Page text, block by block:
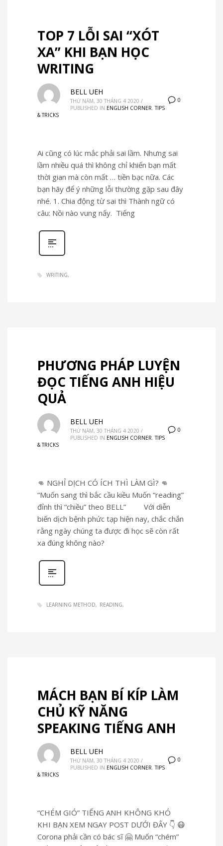
TOP 7 LỖI SAI “XÓT
XA” KHI BẠN HỌC
WRITING
0
BELL UEH
THỨ NĂM, 30 THÁNG 4 2020 /
PUBLISHED IN ENGLISH CORNER,TIPS
& TRICKS
Ai cũng có lúc mắc phải sai lầm. Nhưng sai
lầm nhiều quá thì không chỉ khiến bạn mất
thời gian mà còn mất … tiền bạc nữa. Các
bạn hãy để ý những lỗi thường gặp sau đây
nhé. 1. Chia động từ sai thì Thành ngữ có
câu: Nồi nào vung nấy. Tiếng
WRITING
PHƯƠNG PHÁP LUYỆN
ĐỌC TIẾNG ANH HIỆU
QUẢ
0
BELL UEH
THỨ NĂM, 30 THÁNG 4 2020 /
PUBLISHED IN ENGLISH CORNER,TIPS
& TRICKS
👊 NGHỈ DỊCH CÓ ÍCH THÌ LÀM GÌ? 👊
“Muốn sang thì bắc cầu kiều Muốn “reading”
đỉnh thì “chiều” theo BELL” Với diễn
biến dịch bệnh phức tạp hiện nay, chắc chắn
rằng ngày chúng ta được đi học sẽ còn rất
xa đúng không nào?
LEARNING METHOD READING
MÁCH BẠN BÍ KÍP LÀM
CHỦ KỸ NĂNG
SPEAKING TIẾNG ANH
0
BELL UEH
THỨ NĂM, 30 THÁNG 4 2020 /
PUBLISHED IN ENGLISH CORNER,TIPS
& TRICKS
“CHÉM GIÓ” TIẾNG ANH KHÔNG KHÓ
KHI BẠN XEM NGAY POST DƯỚI ĐÂY 👇 😷
Corona phải cần có bác sĩ 🤗 Muốn “chém”